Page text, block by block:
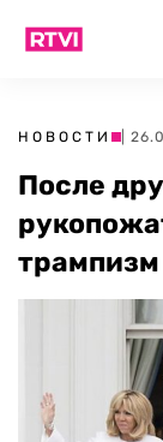
НОВОСТИ |
После
трампизм